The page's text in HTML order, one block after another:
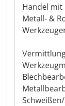
Handel mit
Metall- &